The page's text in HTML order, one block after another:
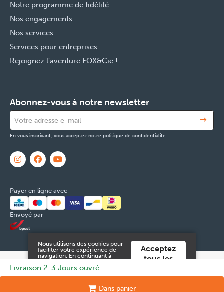
Livraison 2-3 Jours ouvré
Dans panier
Notre programme de fidélité
Nos engagements
Nos services
Services pour entreprises
Rejoignez l'aventure FOX&Cie !
Abonnez-vous à notre newsletter
En vous inscrivant, vous acceptez notre politique de confidentialité
Payer en ligne avec
Envoyé par
© 2026 FOX & Cie Numéro d'entreprise: 0551.965.335
byTilroy.
Mentions légales & Contact
Cookies Données personnelles
Nous utilisons des cookies pour
faciliter votre expérience de
navigation. En continuant à
acceptez ces.
d'informations dans notre
Acceptez
tous les